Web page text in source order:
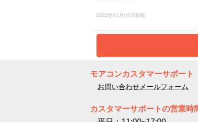
2022年01月04日投稿
モアコンカスタマーサポート
お問い合わせメールフォーム
カスタマーサポートの営業時